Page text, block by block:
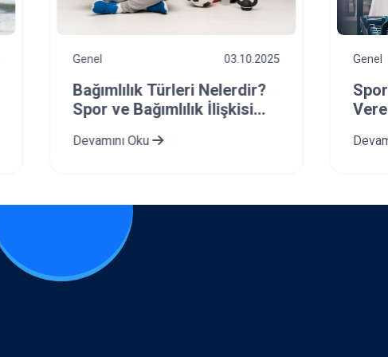
Genel 03.10.2025
Bağımlılık Türleri Nelerdir?
Spor ve Bağımlılık İlişkisi
Devamını Oku
Genel